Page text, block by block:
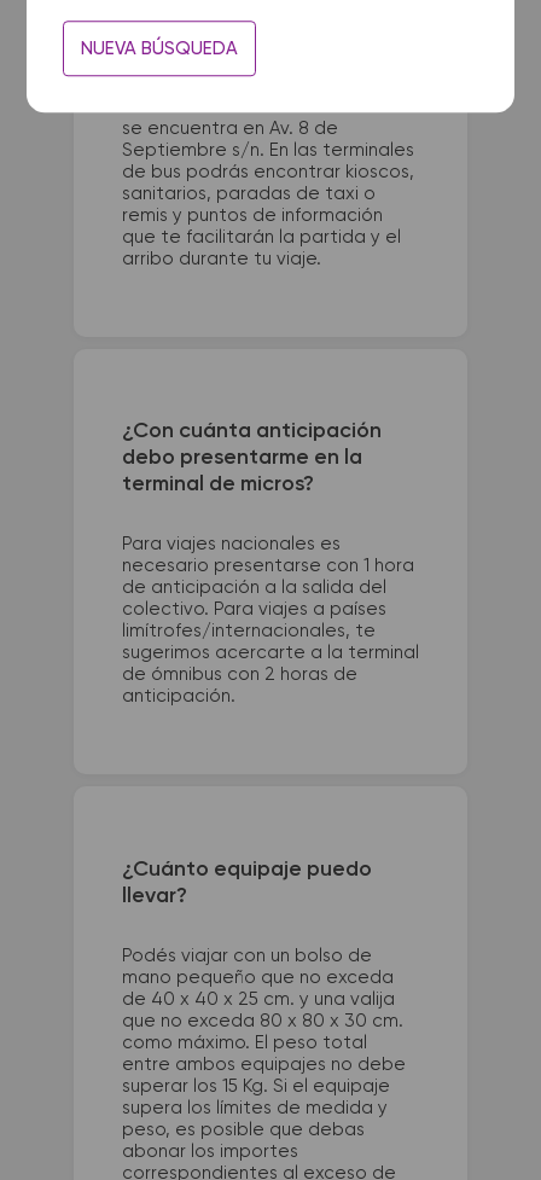
NUEVA BÚSQUEDA
La terminal de ómnibus de
se encuentra en Av. 8 de
Septiembre s/n. En las terminales
de bus podrás encontrar kioscos,
sanitarios, paradas de taxi o
remis y puntos de información
que te facilitarán la partida y el
arribo durante tu viaje.
¿Con cuánta anticipación
debo presentarme en la
terminal de micros?
Para viajes nacionales es
necesario presentarse con 1 hora
de anticipación a la salida del
colectivo. Para viajes a países
limítrofes/internacionales, te
sugerimos acercarte a la terminal
de ómnibus con 2 horas de
anticipación.
¿Cuánto equipaje puedo
llevar?
Podés viajar con un bolso de
mano pequeño que no exceda
de 40 x 40 x 25 cm. y una valija
que no exceda 80 x 80 x 30 cm.
como máximo. El peso total
entre ambos equipajes no debe
superar los 15 Kg. Si el equipaje
supera los límites de medida y
peso, es posible que debas
abonar los importes
correspondientes al exceso de